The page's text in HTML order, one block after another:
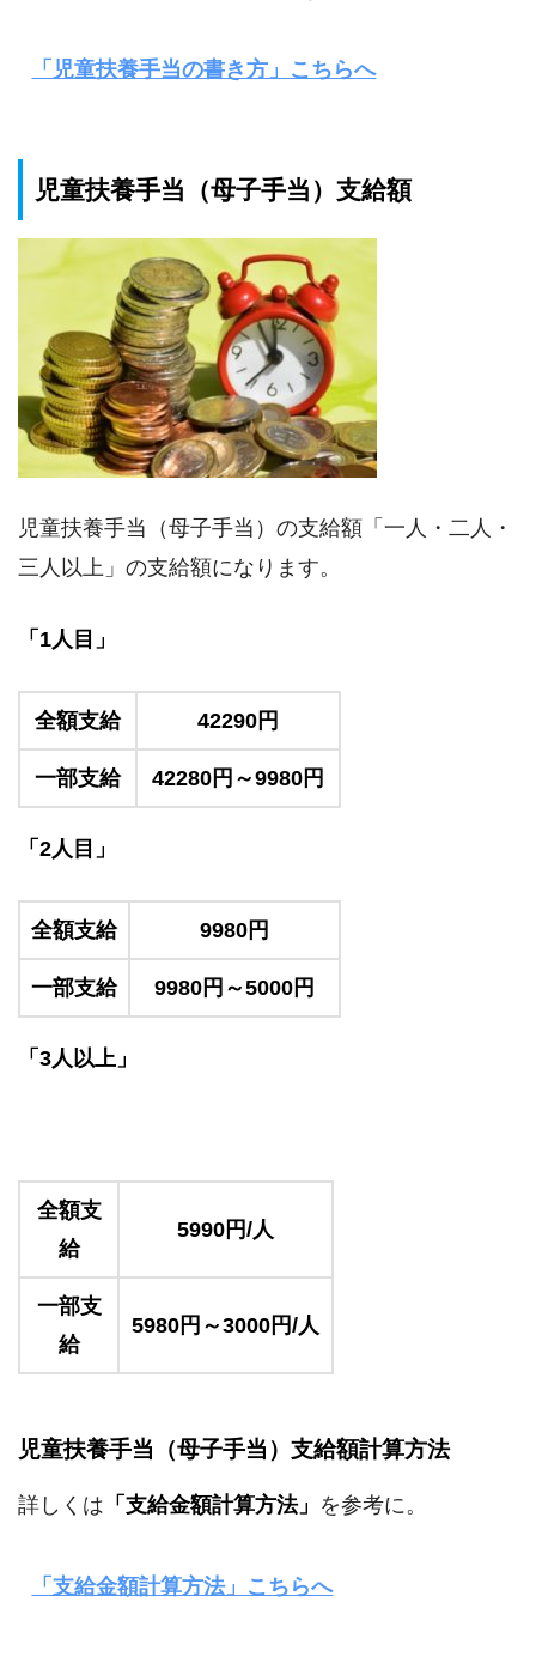
「児童扶養手当の書き方」こちらへ
児童扶養手当（母子手当）支給額
児童扶養手当（母子手当）の支給額「一人・二人・
三人以上」の支給額になります。
「1人目」
全額支給 42290円
一部支給 42280円～9980円
「2人目」
全額支給 9980円
一部支給 9980円～5000円
「3人以上」
全額支
給
5990円/人
一部支
給
5980円～3000円/人
児童扶養手当（母子手当）支給額計算方法
詳しくは 「支給金額計算方法」 を参考に。
「支給金額計算方法」こちらへ